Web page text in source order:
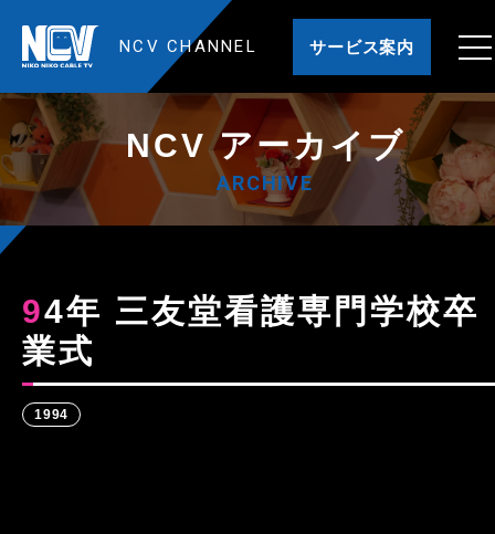
NCV CHANNEL サービス案内
NCV アーカイブ
ARCHIVE
94年 三友堂看護専門学校卒
業式
1994